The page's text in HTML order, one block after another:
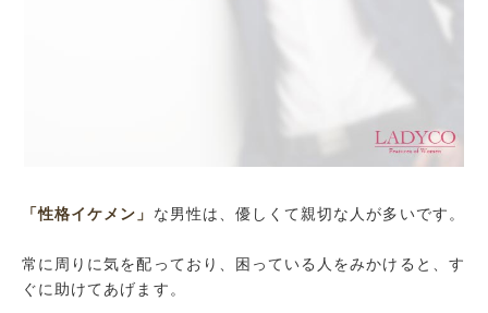
「性格イケメン」 な男性は、優しくて親切な人が多いです。
常に周りに気を配っており、困っている人をみかけると、す
ぐに助けてあげます。